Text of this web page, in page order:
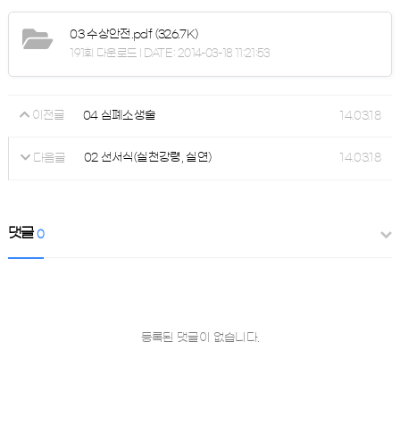
03 수상안전.pdf(326.7K)
191회 다운로드 | DATE : 2014-03-18 11:21:53
이전글 04 심폐소생술 14.03.18
다음글 02 선서식(실천강령, 실연) 14.03.18
댓글0
등록된 댓글이 없습니다.